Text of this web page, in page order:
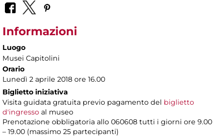
Informazioni
Luogo
Musei Capitolini
Orario
Lunedì 2 aprile 2018 ore 16.00
Biglietto iniziativa
Visita guidata gratuita previo pagamento del biglietto
d'ingresso al museo
Prenotazione obbligatoria allo 060608 tutti i giorni ore 9.00
– 19.00 (massimo 25 partecipanti)